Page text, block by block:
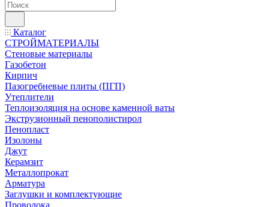
Каталог
СТРОЙМАТЕРИАЛЫ
Стеновые материалы
Газобетон
Кирпич
Пазогребневые плиты (ПГП)
Утеплители
Теплоизоляция на основе каменной ваты
Экструзионный пенополистирол
Пенопласт
Изолоны
Джут
Керамзит
Металлопрокат
Арматура
Заглушки и комплектующие
Проволока